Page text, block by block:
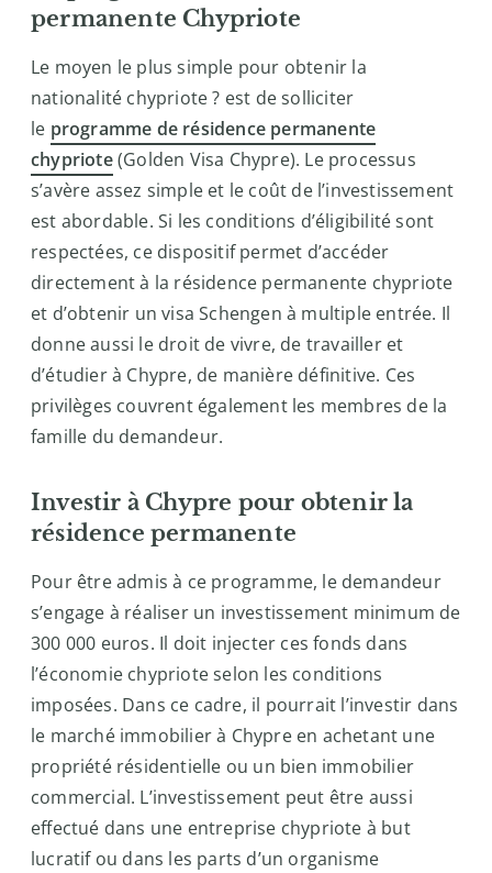
permanente Chypriote
Le moyen le plus simple pour obtenir la
nationalité chypriote ? est de solliciter
le programme de résidence permanente
chypriote(Golden Visa Chypre). Le processus
s’avère assez simple et le coût de l’investissement
est abordable. Si les conditions d’éligibilité sont
respectées, ce dispositif permet d’accéder
directement à la résidence permanente chypriote
et d’obtenir un visa Schengen à multiple entrée. Il
donne aussi le droit de vivre, de travailler et
d’étudier à Chypre, de manière définitive. Ces
privilèges couvrent également les membres de la
famille du demandeur.
Investir à Chypre pour obtenir la
résidence permanente
Pour être admis à ce programme, le demandeur
s’engage à réaliser un investissement minimum de
300 000 euros. Il doit injecter ces fonds dans
l’économie chypriote selon les conditions
imposées. Dans ce cadre, il pourrait l’investir dans
le marché immobilier à Chypre en achetant une
propriété résidentielle ou un bien immobilier
commercial. L’investissement peut être aussi
effectué dans une entreprise chypriote à but
lucratif ou dans les parts d’un organisme